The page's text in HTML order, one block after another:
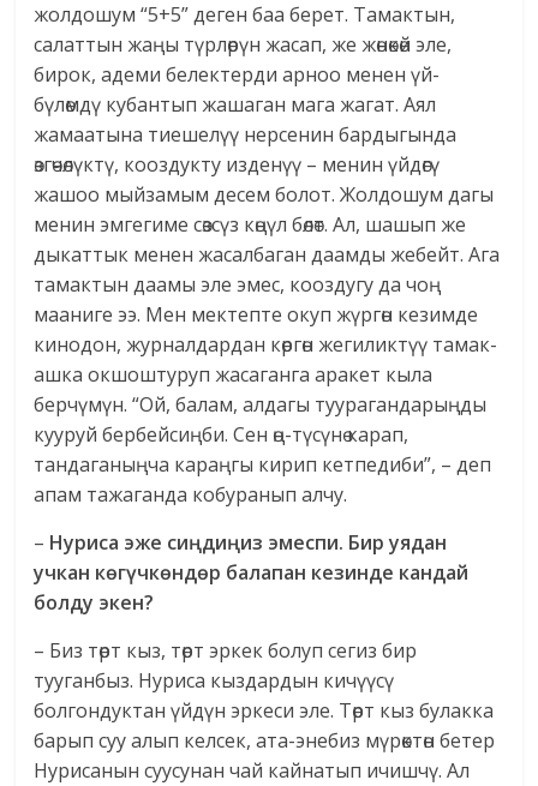
жолдошум “5+5” деген баа берет. Тамактын,
салаттын жаңы түрлөрүн жасап, же жөнөкөй эле,
бирок, адеми белектерди арноо менен үй-
бүлөмдү кубантып жашаган мага жагат. Аял
жамаатына тиешелүү нерсенин бардыгында
өзгөчөлүктү, кооздукту изденүү – менин үйдөгү
жашоо мыйзамым десем болот. Жолдошум дагы
менин эмгегиме сөзсүз көңүл бөлөт. Ал, шашып же
дыкаттык менен жасалбаган даамды жебейт. Ага
тамактын даамы эле эмес, кооздугу да чоң
мааниге ээ. Мен мектепте окуп жүргөн кезимде
кинодон, журналдардан көргөн жегиликтүү тамак-
ашка окшоштуруп жасаганга аракет кыла
берчүмүн. “Ой, балам, алдагы туурагандарыңды
кууруй бербейсиңби. Сен өң-түсүнө карап,
тандаганыңча караңгы кирип кетпедиби”, – деп
апам тажаганда кобуранып алчу.
– Нуриса эже сиңдиңиз эмеспи. Бир уядан
учкан көгүчкөндөр балапан кезинде кандай
болду экен?
– Биз төрт кыз, төрт эркек болуп сегиз бир
тууганбыз. Нуриса кыздардын кичүүсү
болгондуктан үйдүн эркеси эле. Төрт кыз булакка
барып суу алып келсек, ата-энебиз мүрөктөн бетер
Нурисанын суусунан чай кайнатып ичишчү. Ал